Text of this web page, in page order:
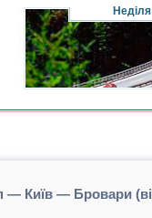
Неділя
— Київ — Бровари